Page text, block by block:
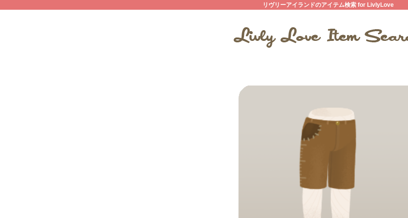
リヴリーアイランドのアイテム検索 for LivlyLove